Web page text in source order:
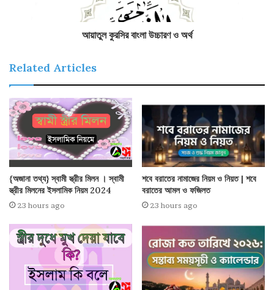
আয়াতুল কুরসির বাংলা উচ্চারণ ও অর্থ
Related Articles
{অজানা তথ্য} স্বামী স্ত্রীর মিলন । স্বামী
স্ত্রীর মিলনের ইসলামিক নিয়ম 2024
23 hours ago
শবে বরাতের নামাজের নিয়ম ও নিয়ত | শবে
বরাতের আমল ও ফজিলত
23 hours ago